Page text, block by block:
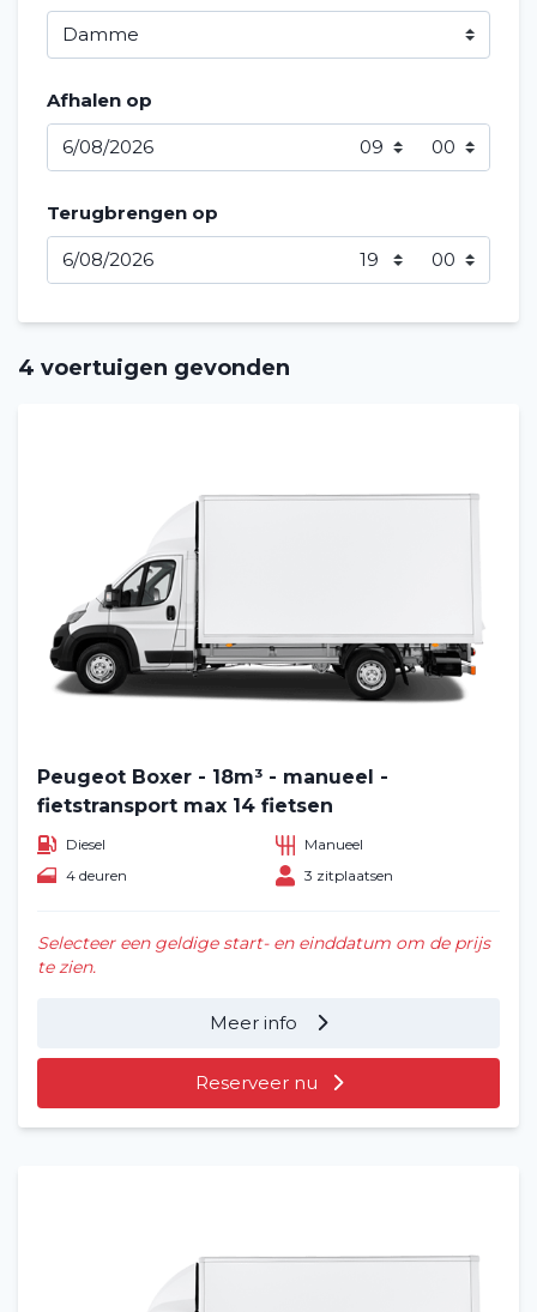
Afhalen op
Terugbrengen op
4 voertuigen gevonden
Peugeot Boxer - 18m³ - manueel -
fietstransport max 14 fietsen
Diesel
Manueel
4 deuren
3 zitplaatsen
Selecteer een geldige start- en einddatum om de prijs
te zien.
Meer info
Reserveer nu